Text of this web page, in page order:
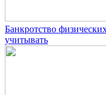
Банкротство
учитывать